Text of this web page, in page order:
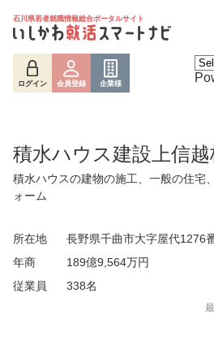
石川県若者就職情報総合ポータルサイト
ログイン 会員登録 企業様
積水ハウス建設上信
積水ハウスの建物の施工、一般の住宅
ォーム
所在地
長野県千曲市大字屋代1276
年商
189億9,564万円
従業員
338名